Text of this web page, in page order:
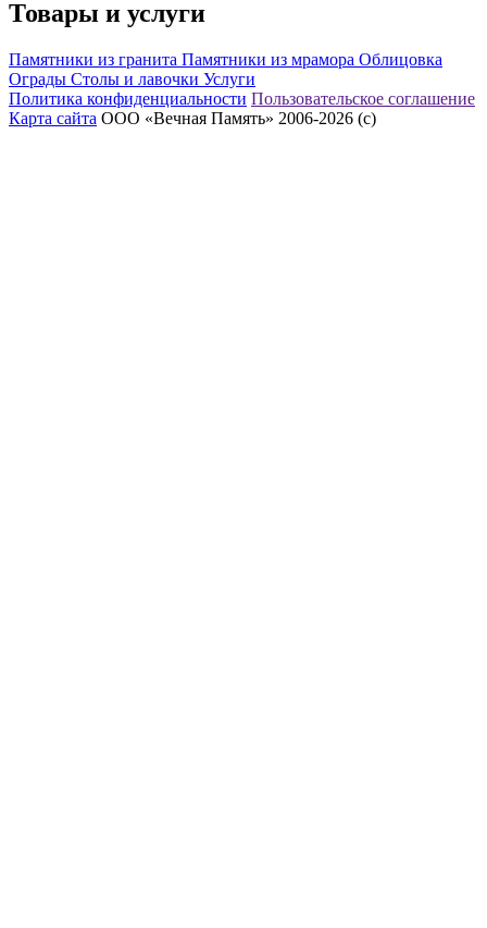
Товары и услуги
Памятники из гранита Памятники из мрамора Облицовка
Ограды Столы и лавочки Услуги
Политика конфиденциальности Пользовательское соглашение
Карта сайта ООО «Вечная Память» 2006-2026 (с)